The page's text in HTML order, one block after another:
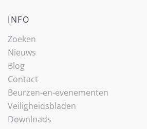
INFO
Zoeken
Nieuws
Blog
Contact
Beurzen-en-evenementen
Veiligheidsbladen
Downloads